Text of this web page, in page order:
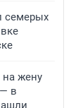
семерых
жену
в